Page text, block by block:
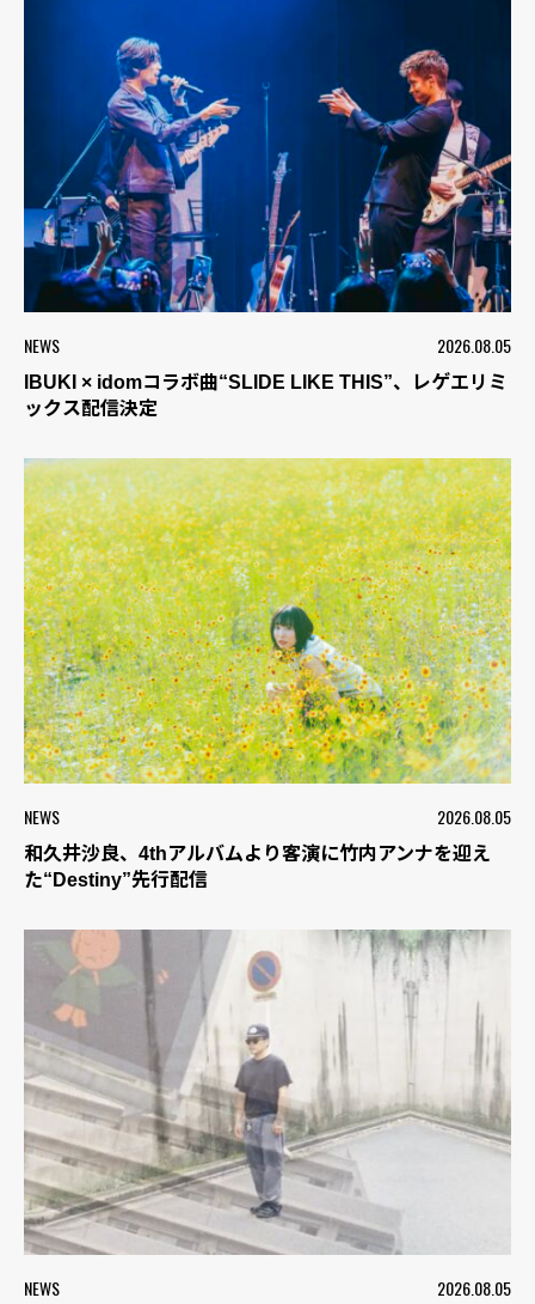
NEWS 2026.08.05
IBUKI × idomコラボ曲“SLIDE LIKE THIS”、レゲエリミ
ックス配信決定
NEWS 2026.08.05
和久井沙良、4thアルバムより客演に竹内アンナを迎え
た“Destiny”先行配信
NEWS 2026.08.05